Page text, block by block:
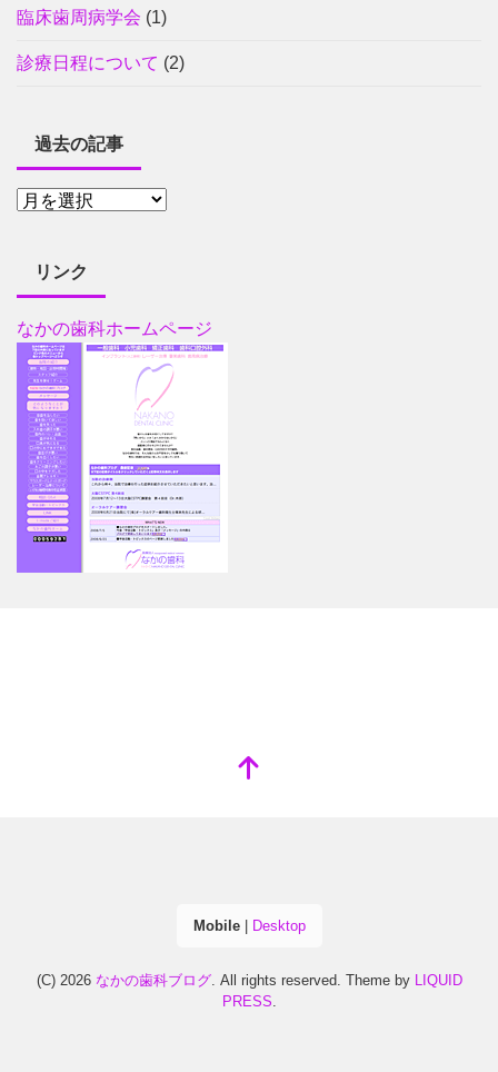
臨床歯周病学会 (1)
診療日程について (2)
過去の記事
リンク
なかの歯科ホームページ
Mobile| Desktop
(C) 2026 なかの歯科ブログ. All rights reserved. Theme by LIQUID
PRESS